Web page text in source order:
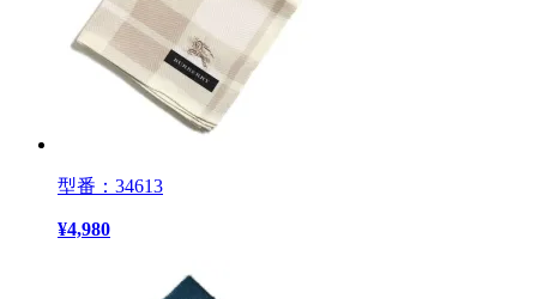
型番：34613
¥4,980